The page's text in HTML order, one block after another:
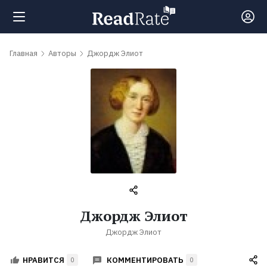
Поиск
обсуждаемые
Главная Авторы Джордж Элиот
Джордж Элиот
Джордж Элиот
НРАВИТСЯ 0 КОММЕНТИРОВАТЬ 0